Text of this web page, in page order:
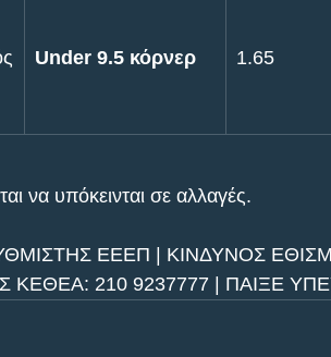
Under 9.5 κόρνερ 1.65
να υπόκεινται σε αλλαγές.
ΕΕΕΠ | ΚΙΝΔΥΝΟΣ
210 9237777 | ΠΑΙΞΕ